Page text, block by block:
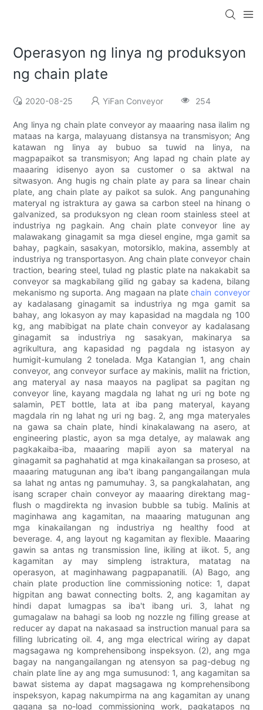
Operasyon ng linya ng produksyon
ng chain plate
2020-08-25 YiFan Conveyor 254
Ang linya ng chain plate conveyor ay maaaring nasa ilalim ng
mataas na karga, malayuang distansya na transmisyon; Ang
katawan ng linya ay bubuo sa tuwid na linya, na
magpapaikot sa transmisyon; Ang lapad ng chain plate ay
maaaring idisenyo ayon sa customer o sa aktwal na
sitwasyon. Ang hugis ng chain plate ay para sa linear chain
plate, ang chain plate ay paikot sa sulok. Ang pangunahing
materyal ng istraktura ay gawa sa carbon steel na hinang o
galvanized, sa produksyon ng clean room stainless steel at
industriya ng pagkain. Ang chain plate conveyor line ay
malawakang ginagamit sa mga diesel engine, mga gamit sa
bahay, pagkain, sasakyan, motorsiklo, makina, assembly at
industriya ng transportasyon. Ang chain plate conveyor chain
traction, bearing steel, tulad ng plastic plate na nakakabit sa
conveyor sa magkabilang gilid ng gabay sa kadena, bilang
mekanismo ng suporta. Ang magaan na platechain conveyor
ay kadalasang ginagamit sa industriya ng mga gamit sa
bahay, ang lokasyon ay may kapasidad na magdala ng 100
kg, ang mabibigat na plate chain conveyor ay kadalasang
ginagamit sa industriya ng sasakyan, makinarya sa
agrikultura, ang kapasidad ng pagdala ng istasyon ay
humigit-kumulang 2 tonelada. Mga Katangian 1, ang chain
conveyor, ang conveyor surface ay makinis, maliit na friction,
ang materyal ay nasa maayos na paglipat sa pagitan ng
conveyor line, kayang magdala ng lahat ng uri ng bote ng
salamin, PET bottle, lata at iba pang materyal, kayang
magdala rin ng lahat ng uri ng bag. 2, ang mga materyales
na gawa sa chain plate, hindi kinakalawang na asero, at
engineering plastic, ayon sa mga detalye, ay malawak ang
pagkakaiba-iba, maaaring mapili ayon sa materyal na
ginagamit sa paghahatid at mga kinakailangan sa proseso, at
maaaring matugunan ang iba't ibang pangangailangan mula
sa lahat ng antas ng pamumuhay. 3, sa pangkalahatan, ang
isang scraper chain conveyor ay maaaring direktang mag-
flush o magdirekta ng invasion bubble sa tubig. Malinis at
maginhawa ang kagamitan, na maaaring matugunan ang
mga kinakailangan ng industriya ng healthy food at
beverage. 4, ang layout ng kagamitan ay flexible. Maaaring
gawin sa antas ng transmission line, ikiling at iikot. 5, ang
kagamitan ay may simpleng istraktura, matatag na
operasyon, at maginhawang pagpapanatili. (A) Bago, ang
chain plate production line commissioning notice: 1, dapat
higpitan ang bawat connecting bolts. 2, ang kagamitan ay
hindi dapat lumagpas sa iba't ibang uri. 3, lahat ng
gumagalaw na bahagi sa loob ng nozzle ng filling grease at
reducer ay dapat na nakasaad sa instruction manual para sa
filling lubricating oil. 4, ang mga electrical wiring ay dapat
magsagawa ng komprehensibong inspeksyon. (2), ang mga
bagay na nangangailangan ng atensyon sa pag-debug ng
chain plate line ay ang mga sumusunod: 1, ang kagamitan sa
bawat sistema ay dapat magsagawa ng komprehensibong
inspeksyon, kapag nakumpirma na ang kagamitan ay unang
gagana sa no-load commissioning work, pagkatapos ng